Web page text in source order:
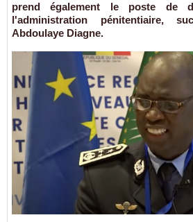
prend également le poste de
l'administration pénitentiaire,
Abdoulaye Diagne.